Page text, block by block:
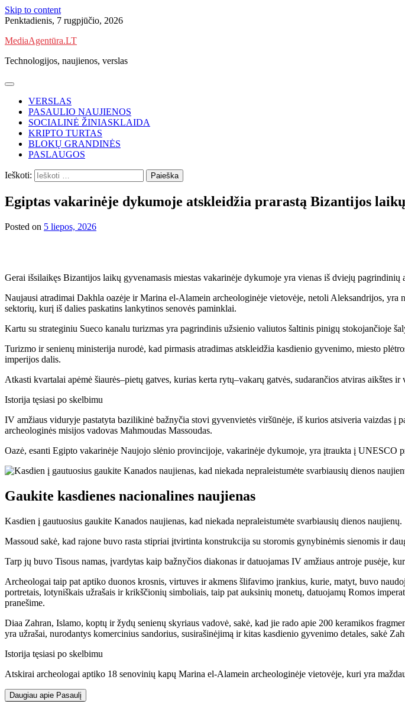
Skip to content
Penktadienis, 7 rugpjūčio, 2026
MediaAgentūra.LT
Technologijos, naujienos, verslas
VERSLAS
PASAULIO NAUJIENOS
SOCIALINĖ ŽINIASKLAIDA
KRIPTO TURTAS
BLOKŲ GRANDINĖS
PASLAUGOS
Ieškoti:
Egiptas vakarinėje dykumoje atskleidžia prarastą Bizantijos
Posted on 5 liepos, 2026
Gerai išsilaikęs Bizantijos laikų gyvenamasis miestas vakarinėje dykumoje yra vienas iš dviejų
Naujausi atradimai Dakhla oazėje ir Marina el-Alamein archeologinėje vietovėje, netoli Aleksandrijos,
sektorių, kurį iš dalies paskatins lankytinos senovės paminklai.
Kartu su strateginiu Sueco kanalu turizmas yra pagrindinis užsienio valiutos šaltinis pinigų stokojančioje
Turizmo ir senienų ministerija nurodė, kad pirmasis atradimas atskleidžia kasdienio gyvenimo, miesto
imperijos dalis.
Atkasti kvartalai apėmė šiaurės–pietų gatves, kurias kerta rytų–vakarų gatvės, sudarančios atviras aikštes
Istorija tęsiasi po skelbimu
IV amžiaus viduryje pastatyta bazilikinė bažnyčia stovi gyvenvietės viršūnėje, iš kurios atsiveria vaizdas į
archeologinės misijos vadovas Mahmoudas Massoudas.
Oazė, esanti Egipto vakarinėje Naujojo slėnio provincijoje, vakarinėje dykumoje, yra įtraukta į UNESCO
Gaukite kasdienes nacionalines naujienas
Kasdien į gautuosius gaukite Kanados naujienas, kad niekada nepraleistumėte svarbiausių dienos naujienų.
Massoud sakė, kad rajone buvo rasta stipriai įtvirtinta konstrukcija su storomis gynybinėmis sienomis ir
Tarp jų buvo Tisous namas, įvardytas kaip bažnyčios diakonas ir datuojamas IV amžiaus antroje pusėje,
Archeologai taip pat aptiko duonos krosnis, virtuves ir akmens šlifavimo įrankius, kurie, matyt, buvo
portretais, lotyniškais užrašais ir krikščionių simboliais, taip pat auksinių monetų, datuojamų Romos
pranešime.
Diaa Zahran, Islamo, koptų ir žydų senienų skyriaus vadovė, sakė, kad jie rado apie 200 keramikos
yra užrašai, nurodantys komercinius sandorius, susirašinėjimą ir kitas kasdienio gyvenimo detales, sakė
Istorija tęsiasi po skelbimu
Atskirai archeologai aptiko 18 senovinių kapų Marina el-Alamein archeologinėje vietovėje, kuri yra
Daugiau apie Pasaulį